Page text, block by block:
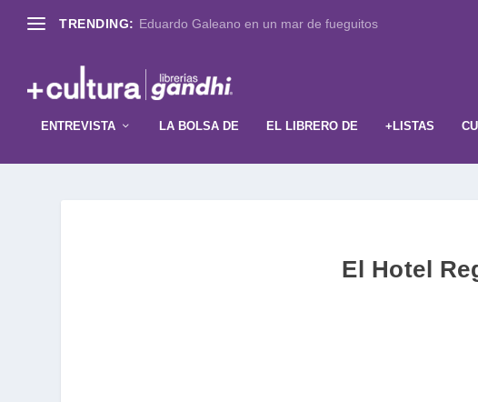
TRENDING: Eduardo Galeano en un mar de fueguitos
ENTREVISTA LA BOLSA DE EL LIBRERO DE +LISTAS
El Hotel